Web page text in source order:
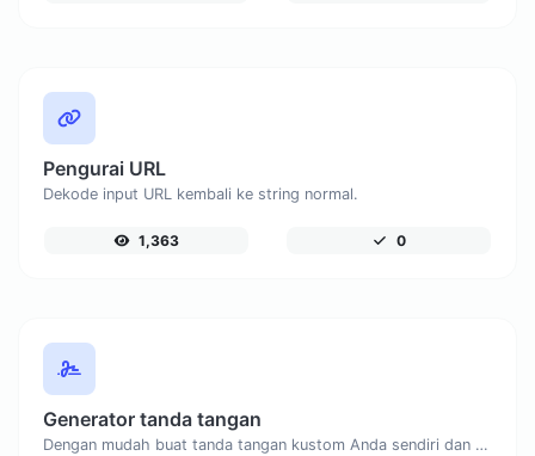
Pengurai URL
Dekode input URL kembali ke string normal.
1,363 0
Generator tanda tangan
Dengan mudah buat tanda tangan kustom Anda sendiri dan unduh dengan mudah.